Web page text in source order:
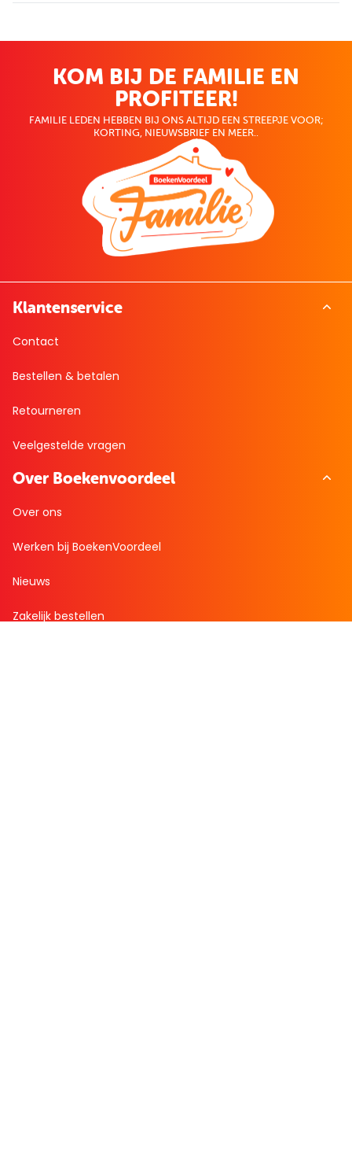
KOM BIJ DE FAMILIE EN
PROFITEER!
FAMILIE LEDEN HEBBEN BIJ ONS ALTIJD EEN STREEPJE VOOR;
KORTING, NIEUWSBRIEF EN MEER..
Klantenservice
Contact
Bestellen & betalen
Retourneren
Veelgestelde vragen
Over Boekenvoordeel
Over ons
Werken bij BoekenVoordeel
Nieuws
Zakelijk bestellen